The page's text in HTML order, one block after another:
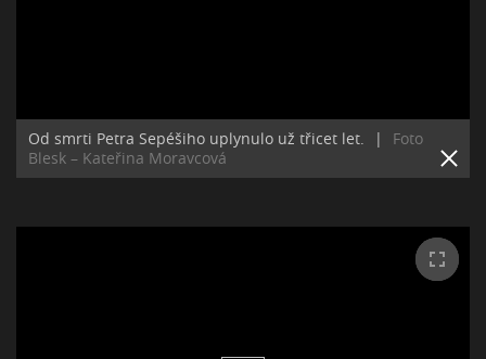
Od smrti Petra Sepéšiho uplynulo už třicet let. |
Foto
Blesk – Kateřina Moravcová